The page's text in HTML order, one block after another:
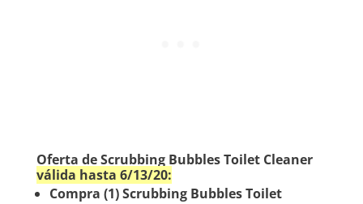
Oferta de Scrubbing Bubbles Toilet Cleaner
válida hasta 6/13/20:
Compra (1) Scrubbing Bubbles Toilet